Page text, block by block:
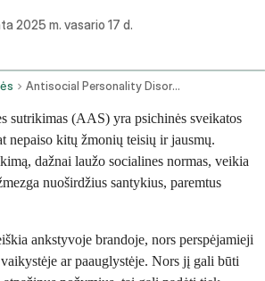
2025 m. vasario 17 d.
Antisocial Personality Disorder
sutrikimas (AAS) yra psichinės sveikatos
nepaiso kitų žmonių teisių ir jausmų.
dažnai laužo socialines normas, veikia
nuoširdžius santykius, paremtus
ankstyvoje brandoje, nors perspėjamieji
ar paauglystėje. Nors jį gali būti